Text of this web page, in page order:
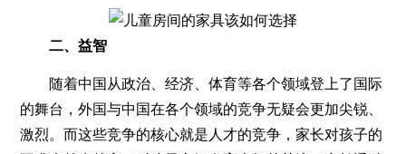
二、益智
随着中国从政治、经济、体育等各个领域登上了国际
的舞台，外国与中国在各个领域的竞争无疑会更加尖锐、
激烈。而这些竞争的核心就是人才的竞争，家长对孩子的